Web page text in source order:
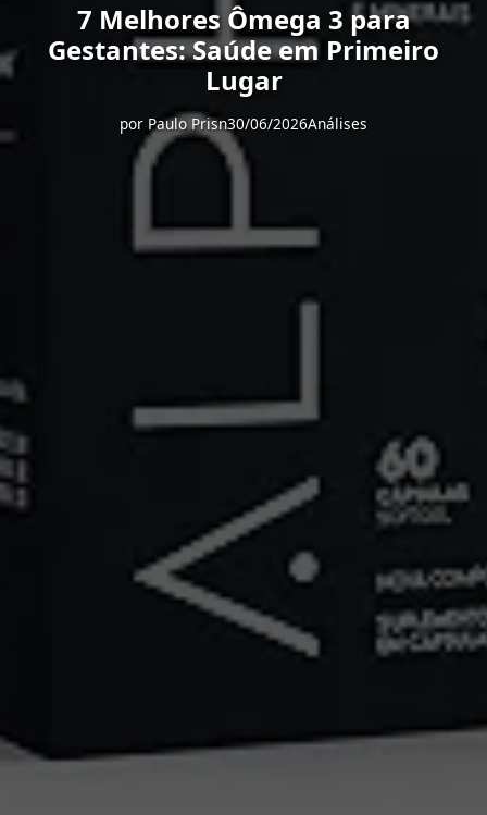
7 Melhores Ômega 3 para
Gestantes: Saúde em Primeiro
Lugar
por Paulo Prisn30/06/2026Análises